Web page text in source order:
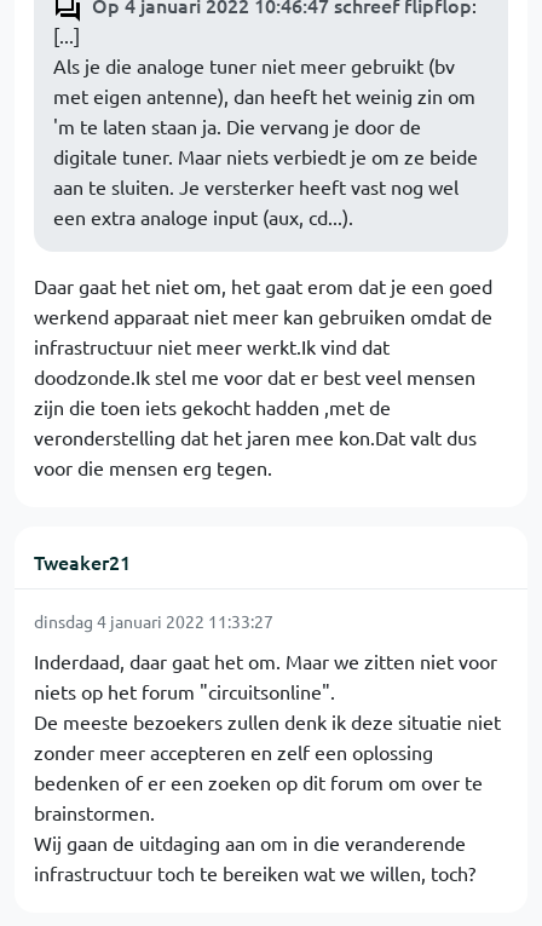
[...]
Als je die analoge tuner niet meer gebruikt (bv
met eigen antenne), dan heeft het weinig zin om
'm te laten staan ja. Die vervang je door de
digitale tuner. Maar niets verbiedt je om ze beide
aan te sluiten. Je versterker heeft vast nog wel
een extra analoge input (aux, cd...).
Daar gaat het niet om, het gaat erom dat je een goed
werkend apparaat niet meer kan gebruiken omdat de
infrastructuur niet meer werkt.Ik vind dat
doodzonde.Ik stel me voor dat er best veel mensen
zijn die toen iets gekocht hadden ,met de
veronderstelling dat het jaren mee kon.Dat valt dus
voor die mensen erg tegen.
Tweaker21
dinsdag 4 januari 2022 11:33:27
Inderdaad, daar gaat het om. Maar we zitten niet voor
niets op het forum "circuitsonline".
De meeste bezoekers zullen denk ik deze situatie niet
zonder meer accepteren en zelf een oplossing
bedenken of er een zoeken op dit forum om over te
brainstormen.
Wij gaan de uitdaging aan om in die veranderende
infrastructuur toch te bereiken wat we willen, toch?